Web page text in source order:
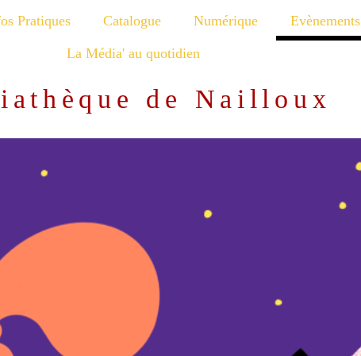
Pratiques Catalogue Numérique Evènements
La Média' au quotidien
de Nailloux